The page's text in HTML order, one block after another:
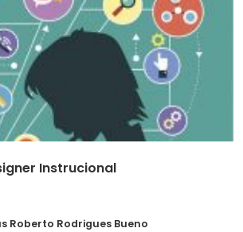
Instrucional
Roberto Rodrigues Bueno